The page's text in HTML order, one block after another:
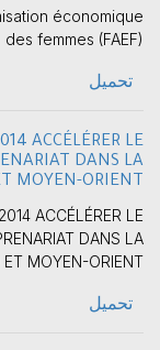
économique
des femmes (FAEF)
تحميل
ACCÉLÉRER LE
DANS LA
MOYEN-ORIENT
ACCÉLÉRER LE
DANS LA
ET MOYEN-ORIENT
تحميل